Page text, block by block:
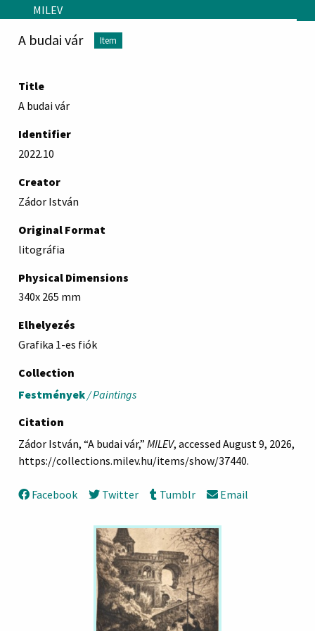
Skip to main content
MILEV
A budai vár Item
Title
A budai vár
Identifier
2022.10
Creator
Zádor István
Original Format
litográfia
Physical Dimensions
340x 265 mm
Elhelyezés
Grafika 1-es fiók
Collection
Festmények/ Paintings
Citation
Zádor István, “A budai vár,” MILEV, accessed August 9, 2026,
https://collections.milev.hu/items/show/37440.
Facebook Twitter Tumblr Email